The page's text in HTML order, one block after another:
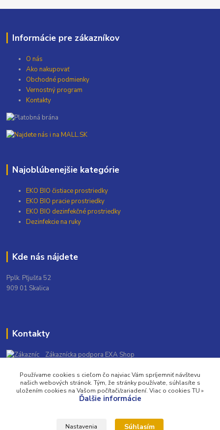
Informácie pre zákazníkov
O nás
Ako nakupovať
Obchodné podmienky
Vernostný program
Kontakty
Najoblúbenejšie kategórie
EKO BIO čistiace prostriedky
EKO BIO pracie prostriedky
EKO BIO dezinfekčné prostriedky
Dezinfekcie na ruky
Kde nás nájdete
Pplk. Pľjušťa 52
909 01 Skalica
Kontakty
Zákaznícka podpora EXA Shop
(Po-Pia, 9-16 hod.)
info@exashop.sk
Používame cookies s cieľom čo najviac Vám spríjemniť návštevu
našich webových stránok. Tým, že stránky používate, súhlasíte s
uložením cookies na Vašom počítači/zariadení. Viac o cookies TU »
Ďalšie informácie
Nastavenia Súhlasím